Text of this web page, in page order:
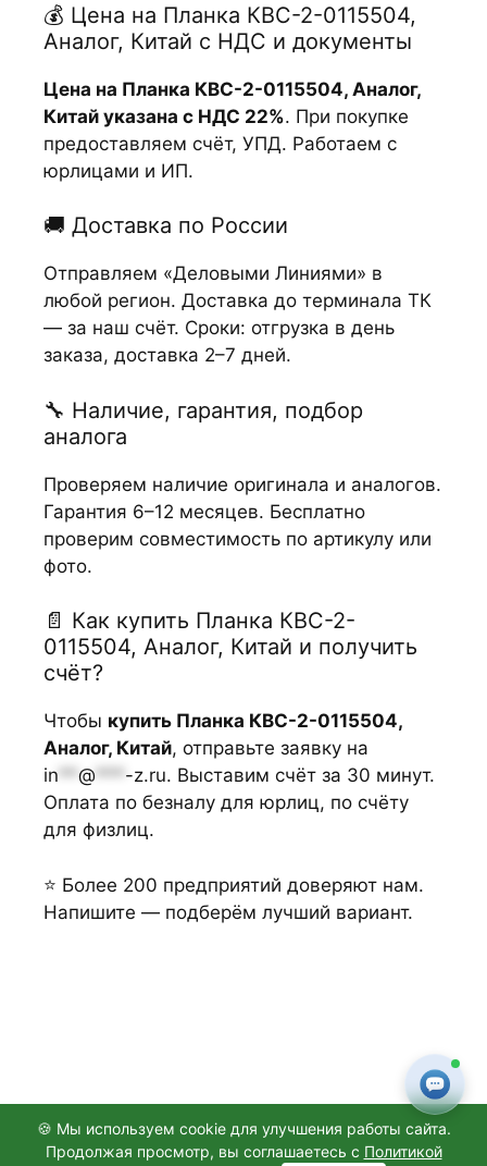
💰 Цена на Планка КВС-2-0115504,
Аналог, Китай с НДС и документы
Цена на Планка КВС-2-0115504, Аналог,
Китай указана с НДС 22%. При покупке
предоставляем счёт, УПД. Работаем с
юрлицами и ИП.
🚚 Доставка по России
Отправляем «Деловыми Линиями» в
любой регион. Доставка до терминала ТК
— за наш счёт. Сроки: отгрузка в день
заказа, доставка 2–7 дней.
🔧 Наличие, гарантия, подбор
аналога
Проверяем наличие оригинала и аналогов.
Гарантия 6–12 месяцев. Бесплатно
проверим совместимость по артикулу или
фото.
📄 Как купить Планка КВС-2-
0115504, Аналог, Китай и получить
счёт?
Чтобы купить Планка КВС-2-0115504,
Аналог, Китай, отправьте заявку на
in **@ *** -z.ru. Выставим счёт за 30 минут.
Оплата по безналу для юрлиц, по счёту
для физлиц.
⭐ Более 200 предприятий доверяют нам.
Напишите — подберём лучший вариант.
🍪 Мы используем cookie для улучшения работы сайта.
Продолжая просмотр, вы соглашаетесь с Политикой